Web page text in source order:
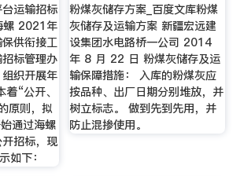
运输招标
螺 2021年
供衔接工
标管理办
织开展年
“公开、
原则，拟
通过海螺
招标，现
如下：
粉煤灰储存方案_百度文库粉煤
灰储存及运输方案 新疆宏远建
设集团水电路桥一公司 2014
年 8 月 22 日 粉煤灰储存及运
输保障措施： 入库的粉煤灰应
按品种、出厂日期分别堆放，并
树立标志。 做到先到先用，并
防止混掺使用。